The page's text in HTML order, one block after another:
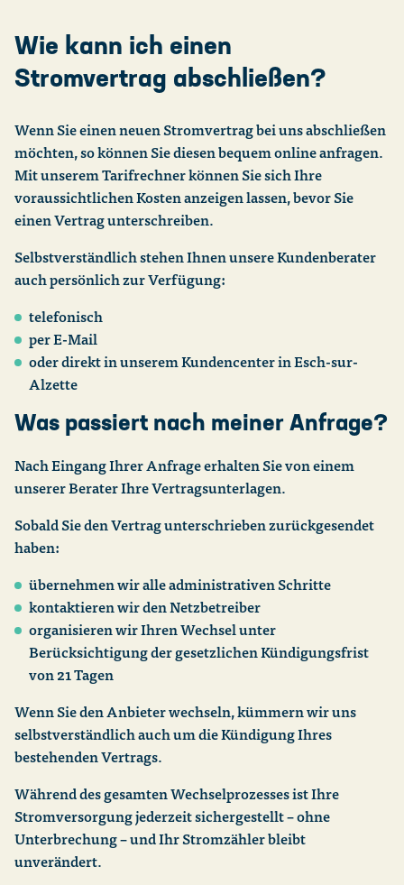
Wie kann ich einen
Stromvertrag abschließen?
Wenn Sie einen neuen Stromvertrag bei uns abschließen
möchten, so können Sie diesen bequem online anfragen.
Mit unserem Tarifrechner können Sie sich Ihre
voraussichtlichen Kosten anzeigen lassen, bevor Sie
einen Vertrag unterschreiben.
Selbstverständlich stehen Ihnen unsere Kundenberater
auch persönlich zur Verfügung:
telefonisch
per E-Mail
oder direkt in unserem Kundencenter in Esch-sur-
Alzette
Was passiert nach meiner Anfrage?
Nach Eingang Ihrer Anfrage erhalten Sie von einem
unserer Berater Ihre Vertragsunterlagen.
Sobald Sie den Vertrag unterschrieben zurückgesendet
haben:
übernehmen wir alle administrativen Schritte
kontaktieren wir den Netzbetreiber
organisieren wir Ihren Wechsel unter
Berücksichtigung der gesetzlichen Kündigungsfrist
von 21 Tagen
Wenn Sie den Anbieter wechseln, kümmern wir uns
selbstverständlich auch um die Kündigung Ihres
bestehenden Vertrags.
Während des gesamten Wechselprozesses ist Ihre
Stromversorgung jederzeit sichergestellt – ohne
Unterbrechung – und Ihr Stromzähler bleibt
unverändert.